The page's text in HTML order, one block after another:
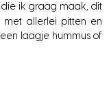
die ik graag maak, dit
allerlei pitten en
laagje hummus of